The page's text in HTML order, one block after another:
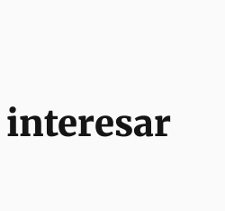
interesar